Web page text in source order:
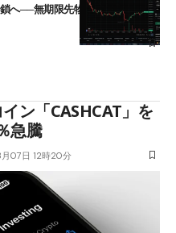
へ──無期限先物を生んだ11年に
ン「CASHCAT」を
急騰
07日 12時20分